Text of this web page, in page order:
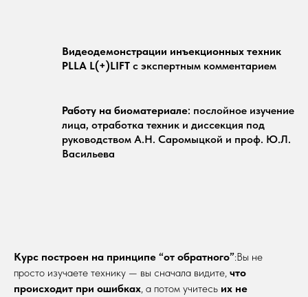
Видеодемонстрации инъекционных техник
PLLA L(+)LIFT с экспертным комментарием
Работу на биоматериале: послойное изучение
лица, отработка техник и диссекция под
руководством А.Н. Саромыцкой и проф. Ю.Л.
Васильева
Курс построен на принципе “от обратного”:Вы не
просто изучаете технику — вы сначала видите, что
происходит при ошибках, а потом учитесь их не